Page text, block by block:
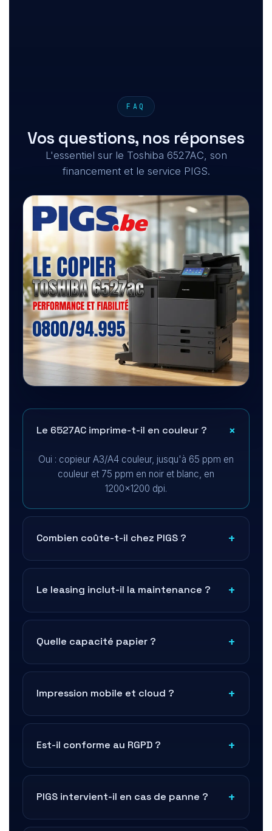
FAQ
Vos questions, nos réponses
L'essentiel sur le Toshiba 6527AC, son
financement et le service PIGS.
Le 6527AC imprime-t-il en couleur ?
Oui : copieur A3/A4 couleur, jusqu'à 65 ppm en
couleur et 75 ppm en noir et blanc, en
1200×1200 dpi.
Combien coûte-t-il chez PIGS ?
Le leasing inclut-il la maintenance ?
Quelle capacité papier ?
Impression mobile et cloud ?
Est-il conforme au RGPD ?
PIGS intervient-il en cas de panne ?